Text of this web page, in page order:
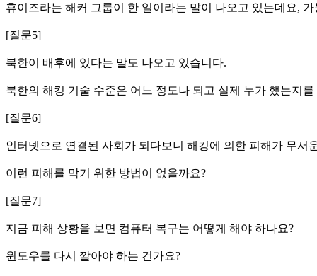
휴이즈라는 해커 그룹이 한 일이라는 말이 나오고 있는데요,
[질문5]
북한이 배후에 있다는 말도 나오고 있습니다.
북한의 해킹 기술 수준은 어느 정도나 되고 실제 누가 했는지
[질문6]
인터넷으로 연결된 사회가 되다보니 해킹에 의한 피해가 무서
이런 피해를 막기 위한 방법이 없을까요?
[질문7]
지금 피해 상황을 보면 컴퓨터 복구는 어떻게 해야 하나요?
윈도우를 다시 깔아야 하는 건가요?